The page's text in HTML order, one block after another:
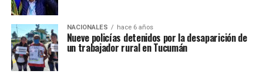
NACIONALES hace 6 años
Nueve policías detenidos por la desaparición de
un trabajador rural en Tucumán